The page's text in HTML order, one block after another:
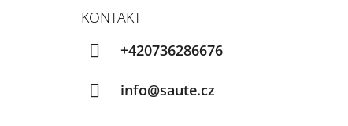
KONTAKT
+420736286676
info@saute.cz